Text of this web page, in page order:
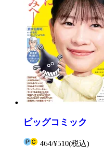
ビッグコミック
464/¥510(税込)